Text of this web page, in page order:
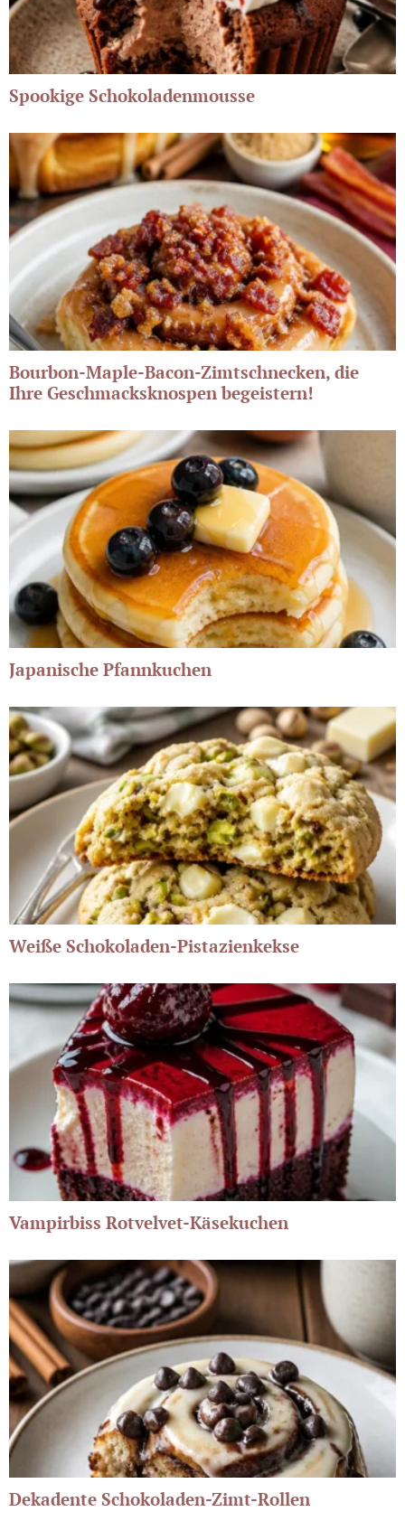
Spookige Schokoladenmousse
Bourbon-Maple-Bacon-Zimtschnecken, die
Ihre Geschmacksknospen begeistern!
Japanische Pfannkuchen
Weiße Schokoladen-Pistazienkekse
Vampirbiss Rotvelvet-Käsekuchen
Dekadente Schokoladen-Zimt-Rollen